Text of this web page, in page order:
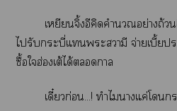
เหยียนจิ้งอีคิดคำนวณอย่างถ้ว
ไรับกระบี่แะสวามี จ่ายเบี้ยป
ซื้อใฮ่องเต้ได้า
เดี๋ยวก่อน...! ทำไมาแค่โ